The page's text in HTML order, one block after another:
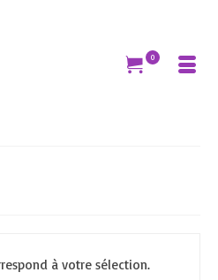
0
à votre sélection.